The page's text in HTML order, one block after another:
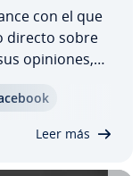
con el que
directo sobre
opiniones,
sobre
Leer más